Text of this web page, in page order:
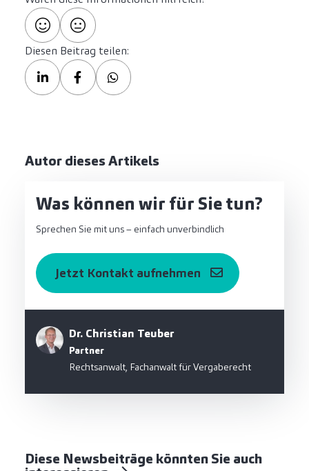
Diesen Beitrag teilen:
Autor dieses Artikels
Dr. Christian Teuber
Partner
Rechtsanwalt, Fachanwalt für Vergaberecht
Was können wir für Sie tun?
Sprechen Sie mit uns – einfach unverbindlich
Jetzt Kontakt aufnehmen
Diese Newsbeiträge könnten Sie auch